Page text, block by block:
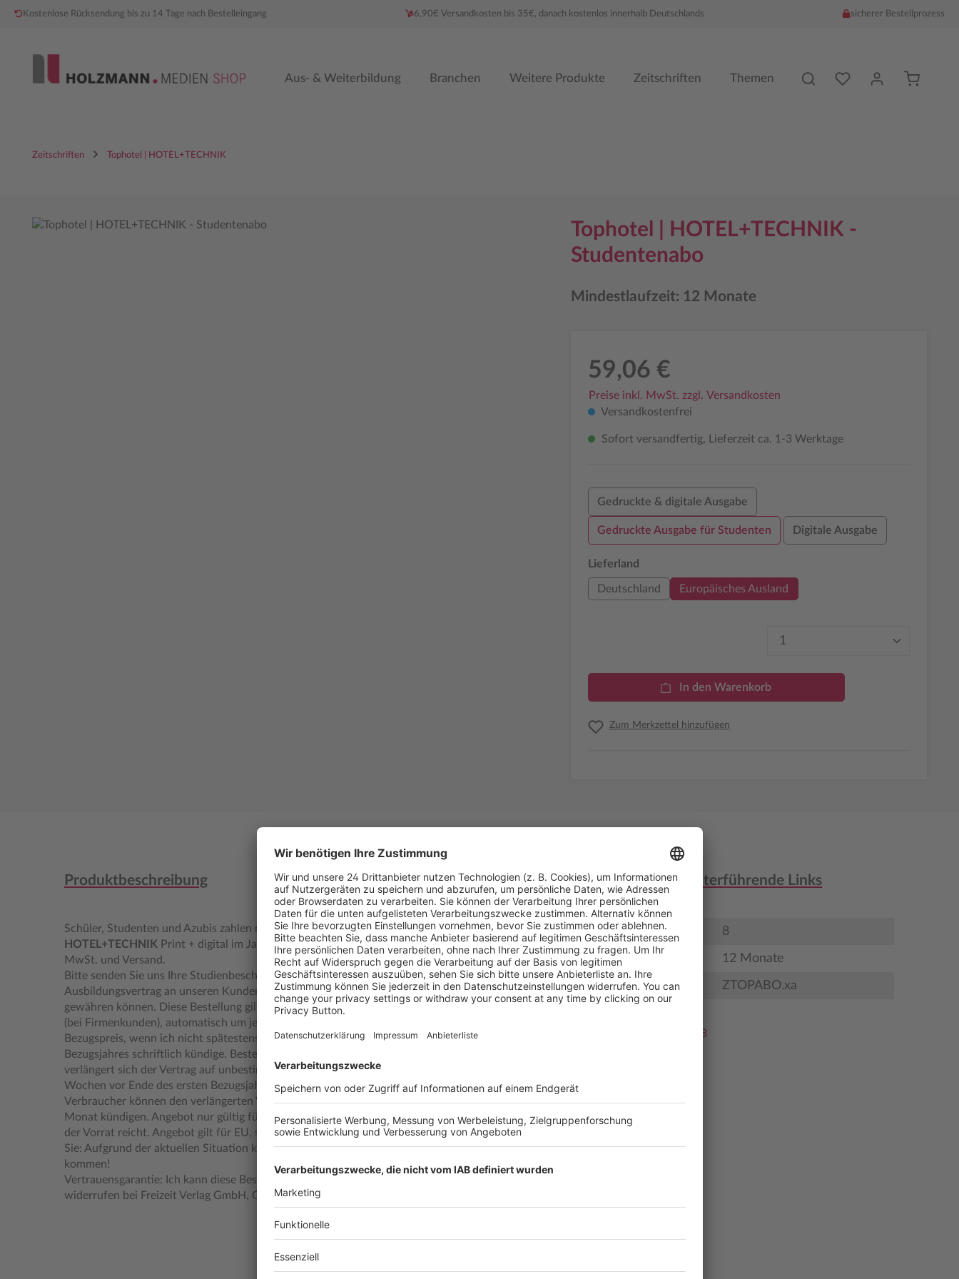
Kostenlose Rücksendung bis zu 14 Tage nach Bestelleingang 6,90€ Versandkosten bis 35€, danach kostenlos innerhalb Deutschlands sicherer Bestellprozess
Aus- & Weiterbildung Branchen Weitere Produkte Zeitschriften Themen Du hast %counter%
Zeitschriften Tophotel | HOTEL+TECHNIK
Bildergalerie überspringen
Tophotel | HOTEL+TECHNIK -
Studentenabo
Mindestlaufzeit: 12 Monate
59,06 €
Preise inkl. MwSt. zzgl. Versandkosten
Versandkostenfrei
Sofort versandfertig, Lieferzeit ca. 1-3 Werktage
Gedruckte & digitale Ausgabe
Gedruckte Ausgabe für Studenten Digitale Ausgabe
Lieferland
Deutschland Europäisches Ausland
Produkt Anzahl: Gib
In den Warenkorb
Zum Merkzettel hinzufügen
Produktbeschreibung
Schüler, Studenten und Azubis zahlen nur die Hälfte:Tophotel |
HOTEL+TECHNIK Print + digital im Jahresabonnement für jährlich 44,32 € inkl.
MwSt. und Versand.
Bitte senden Sie uns Ihre Studienbescheinigung bzw. Ihren aktuellen
Ausbildungsvertrag an unseren Kundenservice, damit wir Ihnen den Rabatt
gewähren können. Diese Bestellung gilt zunächst für ein Jahr; sie verlängert sich
(bei Firmenkunden), automatisch um jeweils ein weiteres Jahr zum dann gültigen
Bezugspreis, wenn ich nicht spätestens vier Wochen vor Ende des laufenden
Bezugsjahres schriftlich kündige. Bestelle ich als Privatperson / Verbraucher,
verlängert sich der Vertrag auf unbestimmte Zeit, wenn ich nicht spätestens vier
Wochen vor Ende des ersten Bezugsjahres schriftlich kündige. Privatpersonen /
Verbraucher können den verlängerten Vertrag jederzeit mit einer Frist von einem
Monat kündigen. Angebot nur gültig für Neukunden in der EU und nur solange
der Vorrat reicht. Angebot gilt für EU, solange der Vorrat reicht. Bitte beachten
Sie: Aufgrund der aktuellen Situation kann es zu Anpassungen im Lieferumfang
kommen!
Vertrauensgarantie: Ich kann diese Bestellung innerhalb von 14 Tagen schriftlich
widerrufen bei Freizeit Verlag GmbH, Gewerbestraße 2, 86825 Bad Wörishofen.
Informationen & weiterführende Links
Ausgaben 8
Laufzeit 12 Monate
Bestell-Nr. ZTOPABO.xa
Leseprobe TOP_202608